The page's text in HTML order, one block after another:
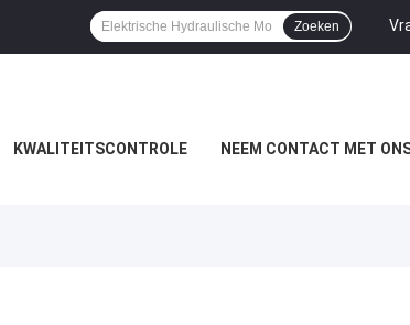
Zoeken
KWALITEITSCONTROLE NEEM CONTACT MET